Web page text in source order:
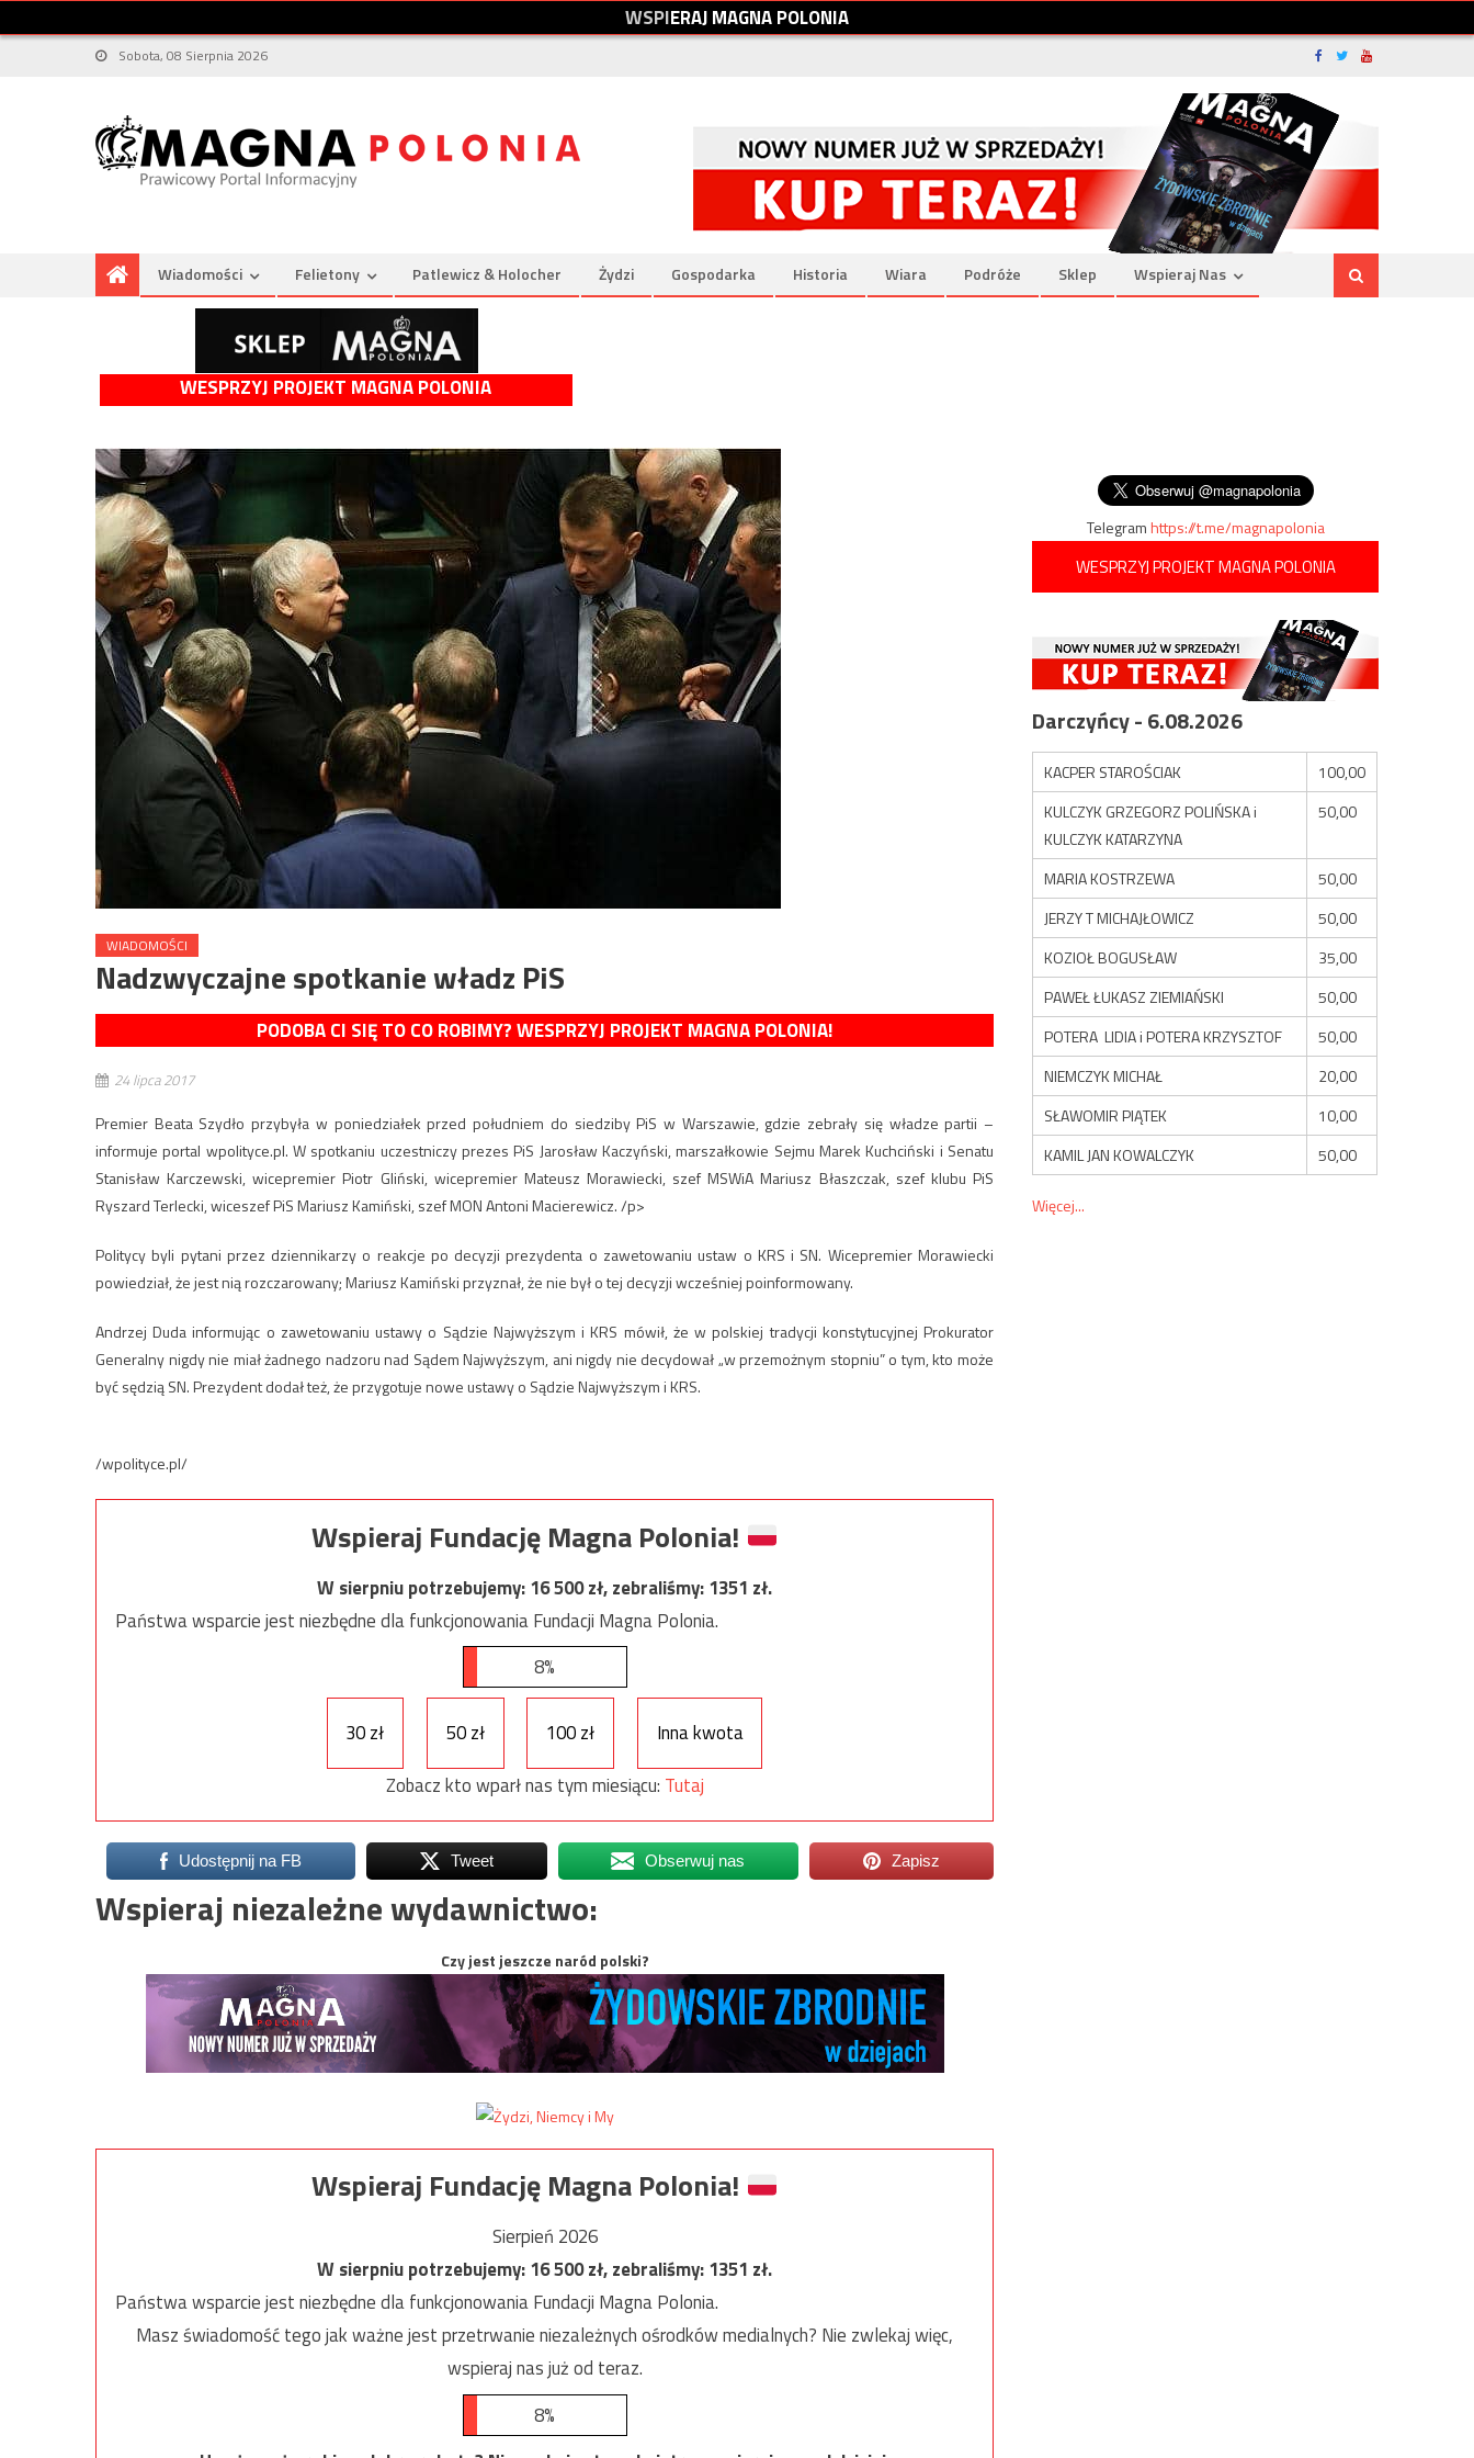
WSPIERAJMAGNAPOLONIA
Sobota, 08 Sierpnia 2026
Wiadomości Felietony Patlewicz & Holocher Żydzi Gospodarka Historia Wiara Podróże Sklep Wspieraj Nas
WESPRZYJ PROJEKT MAGNA POLONIA
WIADOMOŚCI
Nadzwyczajne spotkanie władz PiS
PODOBA CI SIĘ TO CO ROBIMY? WESPRZYJ PROJEKT MAGNA POLONIA!
24 lipca 2017
Premier Beata Szydło przybyła w poniedziałek przed południem do siedziby PiS w Warszawie, gdzie zebrały się władze partii –
informuje portal wpolityce.pl. W spotkaniu uczestniczy prezes PiS Jarosław Kaczyński, marszałkowie Sejmu Marek Kuchciński i Senatu
Stanisław Karczewski, wicepremier Piotr Gliński, wicepremier Mateusz Morawiecki, szef MSWiA Mariusz Błaszczak, szef klubu PiS
Ryszard Terlecki, wiceszef PiS Mariusz Kamiński, szef MON Antoni Macierewicz. /p>
Politycy byli pytani przez dziennikarzy o reakcje po decyzji prezydenta o zawetowaniu ustaw o KRS i SN. Wicepremier Morawiecki
powiedział, że jest nią rozczarowany; Mariusz Kamiński przyznał, że nie był o tej decyzji wcześniej poinformowany.
Andrzej Duda informując o zawetowaniu ustawy o Sądzie Najwyższym i KRS mówił, że w polskiej tradycji konstytucyjnej Prokurator
Generalny nigdy nie miał żadnego nadzoru nad Sądem Najwyższym, ani nigdy nie decydował „w przemożnym stopniu” o tym, kto może
być sędzią SN. Prezydent dodał też, że przygotuje nowe ustawy o Sądzie Najwyższym i KRS.
/wpolityce.pl/
Wspieraj Fundację Magna Polonia!
W sierpniu potrzebujemy:16 500zł, zebraliśmy:1351 zł.
Państwa wsparcie jest niezbędne dla funkcjonowania Fundacji Magna Polonia.
8%
30 zł 50 zł 100 zł
Inna kwota
Zobacz kto wparł nas tym miesiącu: Tutaj
Udostępnij na FB Tweet Obserwuj nas Zapisz
Wspieraj niezależne wydawnictwo:
Czy jest jeszcze naród polski?
Wspieraj Fundację Magna Polonia!
Sierpień 2026
W sierpniu potrzebujemy:16 500zł, zebraliśmy:1351 zł.
Państwa wsparcie jest niezbędne dla funkcjonowania Fundacji Magna Polonia.
Masz świadomość tego jak ważne jest przetrwanie niezależnych ośrodków medialnych? Nie zwlekaj więc,
wspieraj nas już od teraz.
8%
Telegramhttps://t.me/magnapolonia
WESPRZYJ PROJEKT MAGNA POLONIA
Darczyńcy - 6.08.2026
KACPER STAROŚCIAK
100,00
KULCZYK GRZEGORZ POLIŃSKA i
KULCZYK KATARZYNA
50,00
MARIA KOSTRZEWA
50,00
JERZY T MICHAJŁOWICZ
50,00
KOZIOŁ BOGUSŁAW
35,00
PAWEŁ ŁUKASZ ZIEMIAŃSKI
50,00
POTERA LIDIA i POTERA KRZYSZTOF
50,00
NIEMCZYK MICHAŁ
20,00
SŁAWOMIR PIĄTEK
10,00
KAMIL JAN KOWALCZYK
50,00
Więcej...